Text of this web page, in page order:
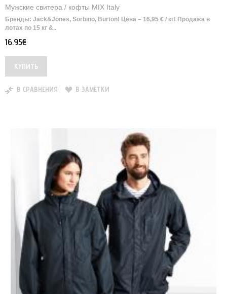
Мужские свитера / кофты MIX Italy
Бренды: Jack&Jones, Sorbino, Burton! Цена – 16,95 € / кг! Продажа в
лотах по 15 кг &..
16.95€
В СРАВНЕНИЯ В ЗАМЕТКИ